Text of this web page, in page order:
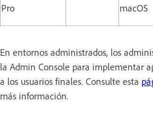
Pro
macOS
En entornos administrados, los
la Admin Console para implementar
a los usuarios finales. Consulte esta
más información.